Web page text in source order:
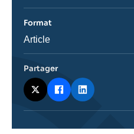
Format
Catégorie
Article
Partager